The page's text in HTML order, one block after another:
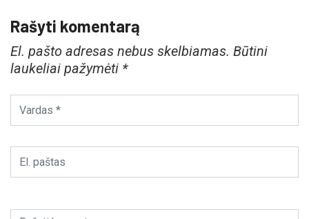
Rašyti komentarą
El. pašto adresas nebus skelbiamas. Būtini
laukeliai pažymėti *